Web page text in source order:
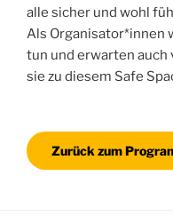
alle sicher und wohl
Als Organisator*innen
tun und erwarten auch
sie zu diesem Safe
Zurück zum